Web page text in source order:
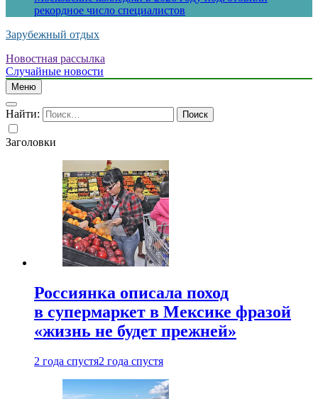
рекордное число специалистов
Зарубежный отдых
Новостная рассылка
Случайные новости
Меню
Найти:
Заголовки
Россиянка описала поход
в супермаркет в Мексике фразой
«жизнь не будет прежней»
2 года спустя2 года спустя